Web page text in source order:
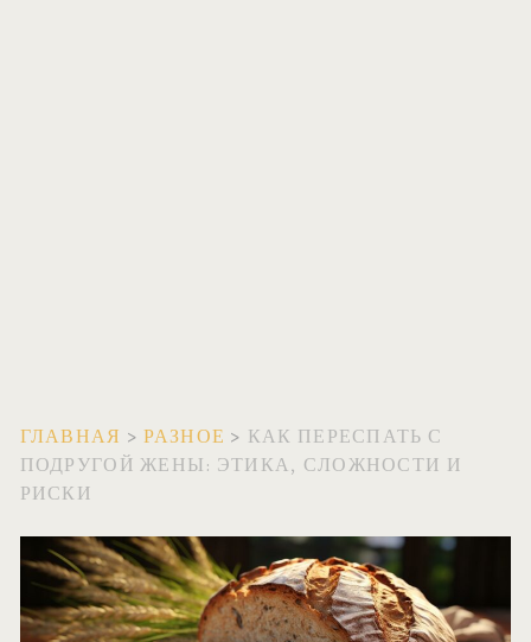
ГЛАВНАЯ >РАЗНОЕ > КАК ПЕРЕСПАТЬ С
ПОДРУГОЙ ЖЕНЫ: ЭТИКА, СЛОЖНОСТИ И
РИСКИ